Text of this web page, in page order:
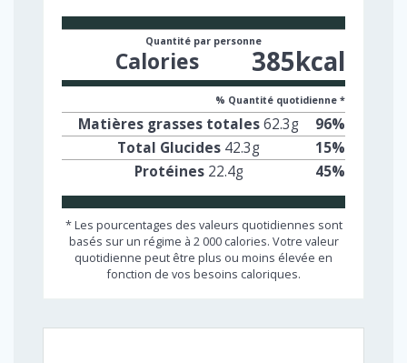
Quantité par personne
Calories 385kcal
% Quantité quotidienne *
Matières grasses totales62.3g 96%
Total Glucides 42.3g 15%
Protéines 22.4g 45%
* Les pourcentages des valeurs quotidiennes sont
basés sur un régime à 2 000 calories. Votre valeur
quotidienne peut être plus ou moins élevée en
fonction de vos besoins caloriques.